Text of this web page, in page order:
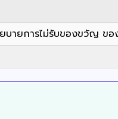
ยบายการไม่รับของขวัญ ข